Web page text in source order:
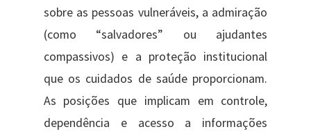
sobre as pessoas vulneráveis, a admiração
(como “salvadores” ou ajudantes
compassivos) e a proteção institucional
que os cuidados de saúde proporcionam.
As posições que implicam em controle,
dependência e acesso a informações